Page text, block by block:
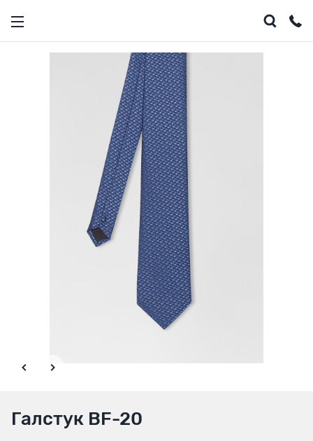
Галстук BF-20